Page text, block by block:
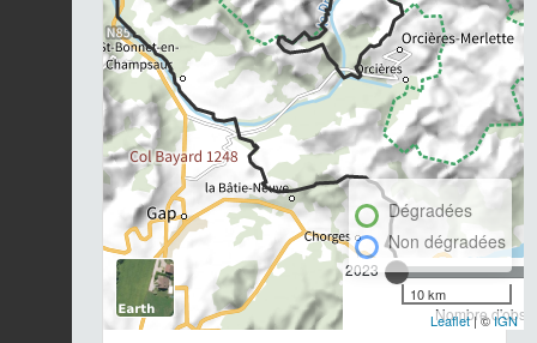
2023
Nombre
Dégradées
Non dégradées
10 km
Leaflet| ©IGN